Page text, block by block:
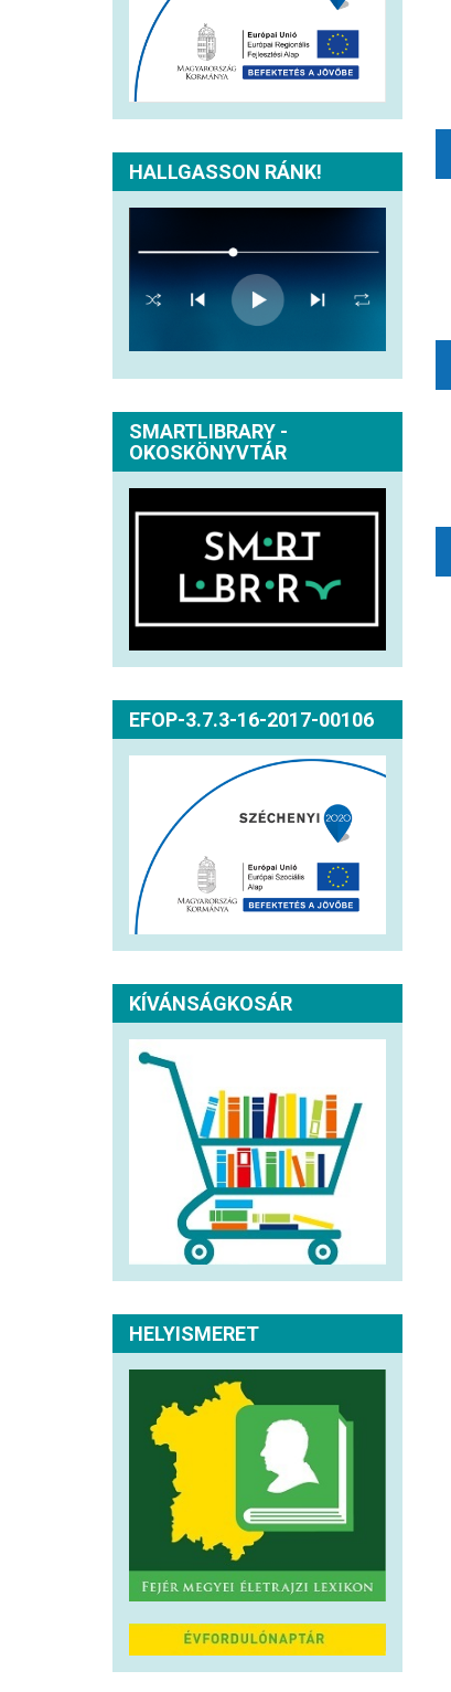
HALLGASSON RÁNK!
SMARTLIBRARY -
OKOSKÖNYVTÁR
EFOP-3.7.3-16-2017-00106
KÍVÁNSÁGKOSÁR
HELYISMERET